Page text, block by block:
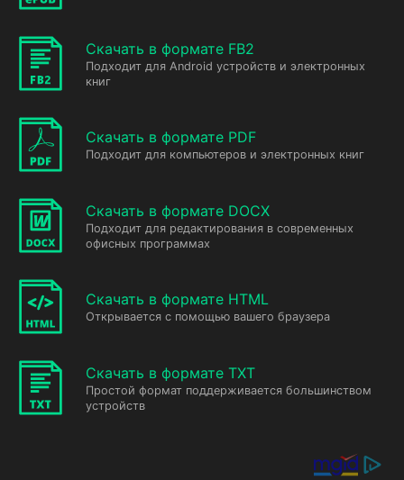
Скачать в формате FB2
Подходит для Android устройств и электронных
книг
Скачать в формате PDF
Подходит для компьютеров и электронных книг
Скачать в формате DOCX
Подходит для редактирования в современных
офисных программах
Скачать в формате HTML
Открывается с помощью вашего браузера
Скачать в формате TXT
Простой формат поддерживается большинством
устройств